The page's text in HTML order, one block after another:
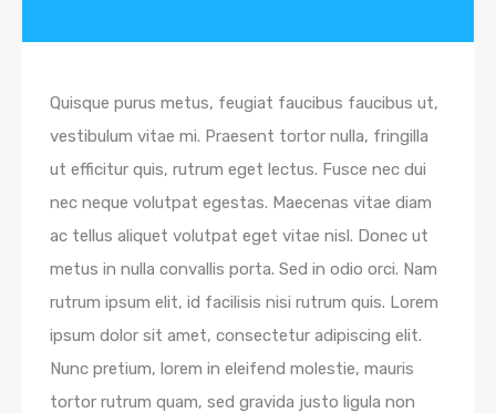
Quisque purus metus, feugiat faucibus faucibus ut,
vestibulum vitae mi. Praesent tortor nulla, fringilla
ut efficitur quis, rutrum eget lectus. Fusce nec dui
nec neque volutpat egestas. Maecenas vitae diam
ac tellus aliquet volutpat eget vitae nisl. Donec ut
metus in nulla convallis porta. Sed in odio orci. Nam
rutrum ipsum elit, id facilisis nisi rutrum quis. Lorem
ipsum dolor sit amet, consectetur adipiscing elit.
Nunc pretium, lorem in eleifend molestie, mauris
tortor rutrum quam, sed gravida justo ligula non